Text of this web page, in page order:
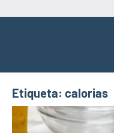
Etiqueta: calorias